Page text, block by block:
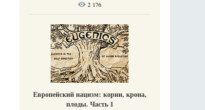
2 176
Европейский нацизм: корни, крона,
плоды. Часть 1